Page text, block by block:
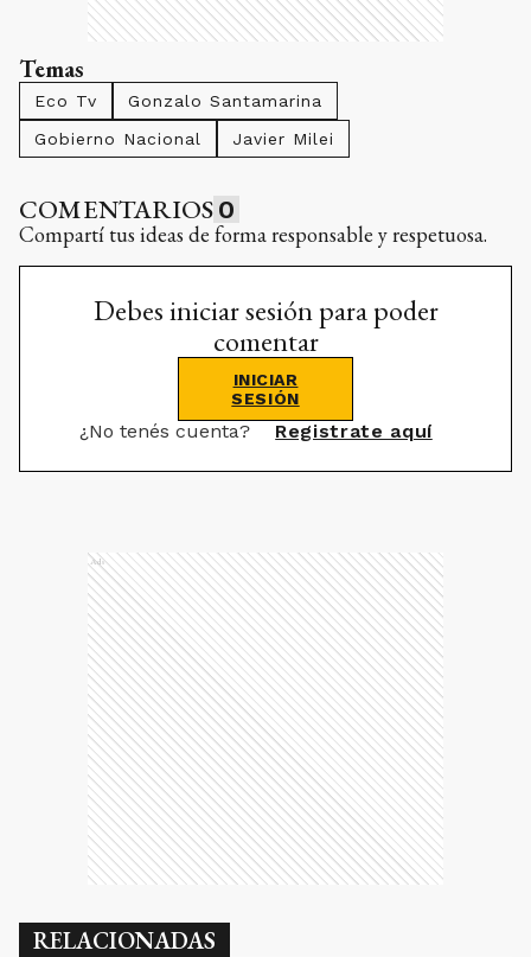
Temas
Eco Tv
Gonzalo Santamarina
Gobierno Nacional
Javier Milei
COMENTARIOS 0
Compartí tus ideas de forma responsable y respetuosa.
Debes iniciar sesión para poder
comentar
INICIAR
SESIÓN
¿No tenés cuenta? Registrate aquí
Ads
RELACIONADAS